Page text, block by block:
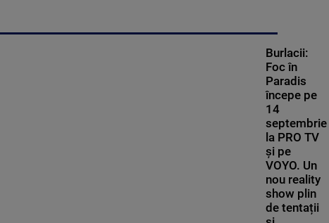
Burlacii:
Foc în
Paradis
începe pe
14
septembrie
la PRO TV
și pe
VOYO. Un
nou reality
show plin
de tentații